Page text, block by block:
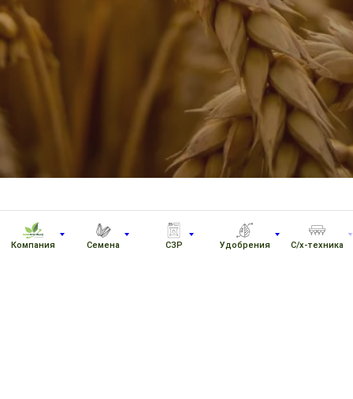
Компания Семена СЗР Удобрения С/х-техника